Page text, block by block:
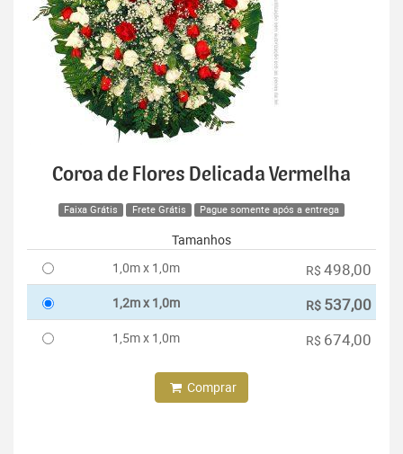
Coroa de Flores Delicada Vermelha
Faixa Grátis Frete Grátis Pague somente após a entrega
Tamanhos
1,0m x 1,0m
R$ 498,00
1,2m x 1,0m R$ 537,00
1,5m x 1,0m R$ 674,00
Comprar